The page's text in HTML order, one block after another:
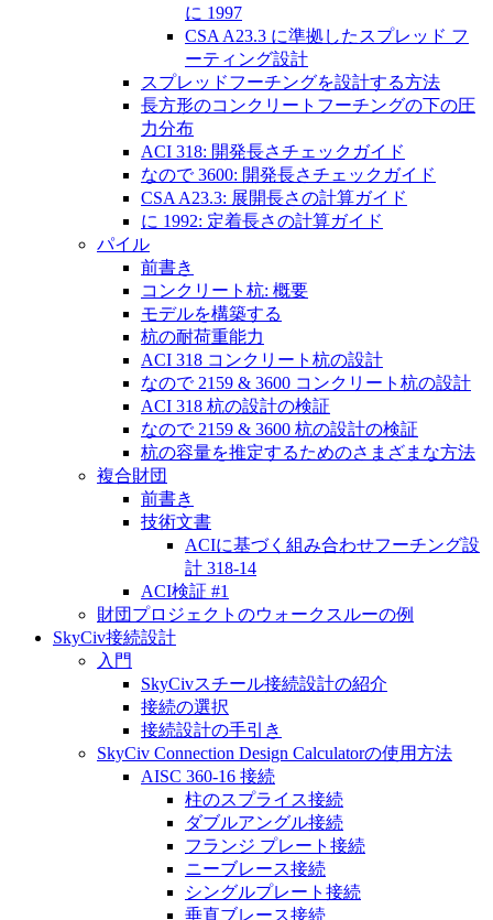
に 1997
CSA A23.3 に準拠したスプレッド フ
ーティング設計
スプレッドフーチングを設計する方法
長方形のコンクリートフーチングの下の圧
力分布
ACI 318: 開発長さチェックガイド
なので 3600: 開発長さチェックガイド
CSA A23.3: 展開長さの計算ガイド
に 1992: 定着長さの計算ガイド
パイル
前書き
コンクリート杭: 概要
モデルを構築する
杭の耐荷重能力
ACI 318 コンクリート杭の設計
なので 2159 & 3600 コンクリート杭の設計
ACI 318 杭の設計の検証
なので 2159 & 3600 杭の設計の検証
杭の容量を推定するためのさまざまな方法
複合財団
前書き
技術文書
ACIに基づく組み合わせフーチング設
計 318-14
ACI検証 #1
財団プロジェクトのウォークスルーの例
SkyCiv接続設計
入門
SkyCivスチール接続設計の紹介
接続の選択
接続設計の手引き
SkyCiv Connection Design Calculatorの使用方法
AISC 360-16 接続
柱のスプライス接続
ダブルアングル接続
フランジ プレート接続
ニーブレース接続
シングルプレート接続
垂直ブレース接続